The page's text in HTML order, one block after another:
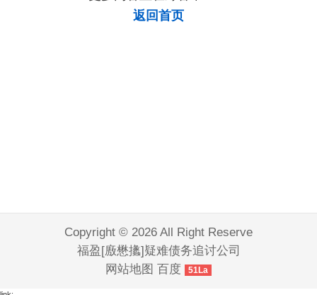
返回首页
Copyright © 2026 All Right Reserve
福盈[廒懋攭]疑难债务追讨公司
网站地图
百度 51La